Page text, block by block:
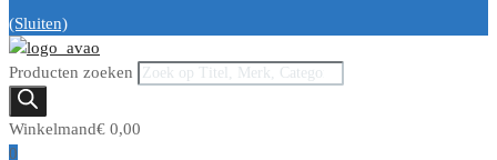
(Sluiten)
Producten zoeken
Winkelmand€ 0,00
0